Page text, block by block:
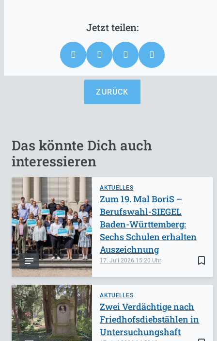
ZURÜCK
Das könnte Dich auch
interessieren
AKTUELLES
bookmark_border
17. Juli 2026 15:20
Zum 19. Mal BoriS –
Berufswahl-SIEGEL
Baden-Württemberg:
Sechs Schulen erhalten
Auszeichnung
AKTUELLES
Zwei Verdächtige nach
Friedhofsdiebstählen in
Untersuchungshaft